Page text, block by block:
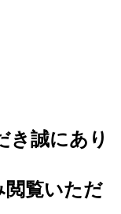
き誠にあり
閲覧いただ